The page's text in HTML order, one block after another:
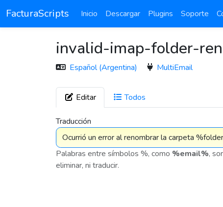
FacturaScripts Inicio Descargar Plugins Soporte
invalid-imap-folder-
Español (Argentina) MultiEmail
Editar Todos
Traducción
Palabras entre símbolos %, como %email%,
eliminar, ni traducir.